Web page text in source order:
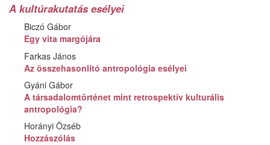
A kultúrakutatás esélyei
Biczó Gábor
Egy vita margójára
Farkas János
Az összehasonlító antropológia esélyei
Gyáni Gábor
A társadalomtörténet mint retrospektív kulturális
antropológia?
Horányi Özséb
Hozzászólás